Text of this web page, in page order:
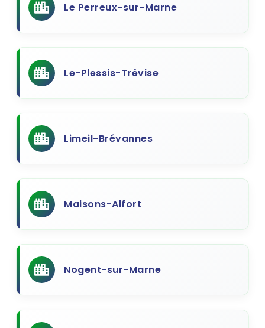
Le Perreux-sur-Marne
Le-Plessis-Trévise
Limeil-Brévannes
Maisons-Alfort
Nogent-sur-Marne